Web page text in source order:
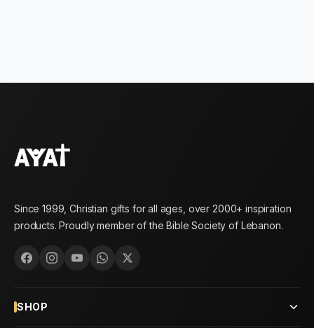
Since 1999, Christian gifts for all ages, over 2000+ inspiration
products. Proudly member of the Bible Society of Lebanon.
SHOP